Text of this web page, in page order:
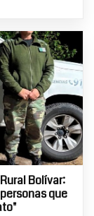
Bolívar:
que